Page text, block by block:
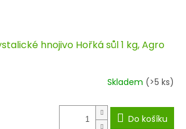
hnojivo Hořká sůl 1 kg, Agro
Skladem (>5 ks)
Do košíku